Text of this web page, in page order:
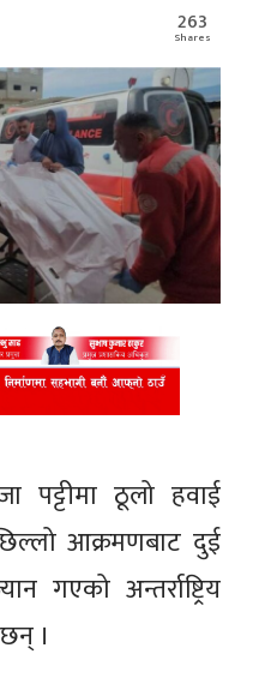
263
Shares
पट्टीमा ठूलो हवाई
आक्रमणबाट दुई
गएको अन्तर्राष्ट्रिय
।